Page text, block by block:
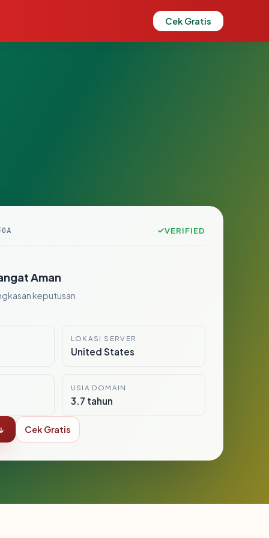
Cek Gratis
VERIFIED
Aman
keputusan
LOKASI SERVER
United States
USIA DOMAIN
3.7 tahun
Cek Gratis